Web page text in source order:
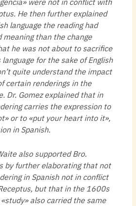
were not in conflict with
He then further explained
language the reading had
meaning than the change
he was not about to sacrifice
for the sake of English
quite understand the impact
certain renderings in the
Dr. Gomez explained that in
carries the expression to
or to «put your heart into it»,
in Spanish.
also supported Bro.
by further elaborating that not
in Spanish not in conflict
but that in the 1600s
also carried the same